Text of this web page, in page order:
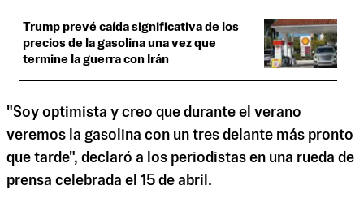
Trump prevé caída significativa de los
precios de la gasolina una vez que
termine la guerra con Irán
"Soy optimista y creo que durante el verano
veremos la gasolina con un tres delante más pronto
que tarde", declaró a los periodistas en una rueda de
prensa celebrada el 15 de abril.